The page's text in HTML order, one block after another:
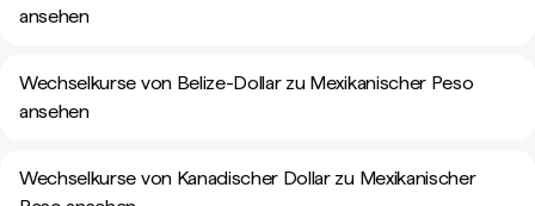
ansehen
Wechselkurse von Belize-Dollar zu Mexikanischer Peso
ansehen
Wechselkurse von Kanadischer Dollar zu Mexikanischer